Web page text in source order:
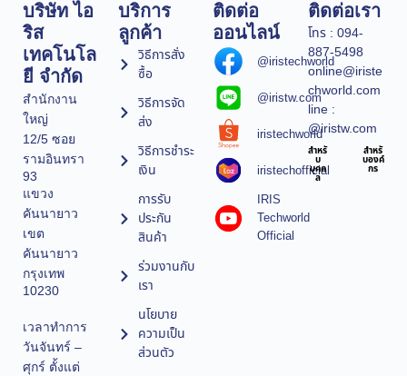
บริษัท ไอ
ริส
เทคโนโล
ยี จำกัด
สำนักงาน
ใหญ่
12/5 ซอย
รามอินทรา
93
แขวง
คันนายาว
เขต
คันนายาว
กรุงเทพ
10230
เวลาทำการ
วันจันทร์ –
ศุกร์ ตั้งแต่
บริการ
ลูกค้า
วิธีการสั่ง
ซื้อ
วิธีการจัด
ส่ง
วิธีการชำระ
เงิน
การรับ
ประกัน
สินค้า
ร่วมงานกับ
เรา
นโยบาย
ความเป็น
ส่วนตัว
ติดต่อ
ออนไลน์
@iristechworld
@iristw.com
iristechworld
iristechofficial
IRIS
Techworld
Official
ติดต่อเรา
โทร : 094-
887-5498
online@iriste
chworld.com
line :
@iristw.com
สำหรั
บ
บุคค
ล
สำหรั
บองค์
กร